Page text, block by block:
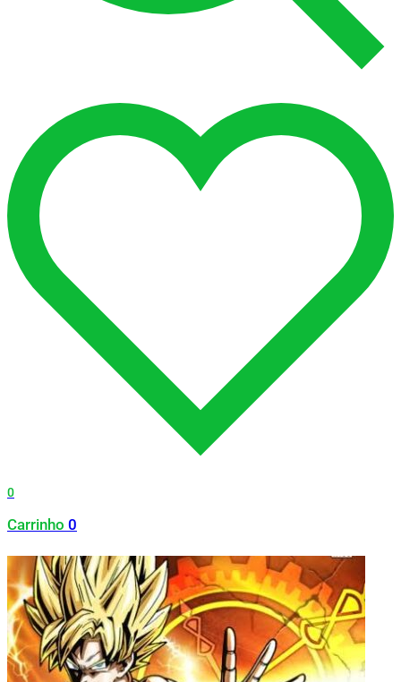
0
Carrinho 0